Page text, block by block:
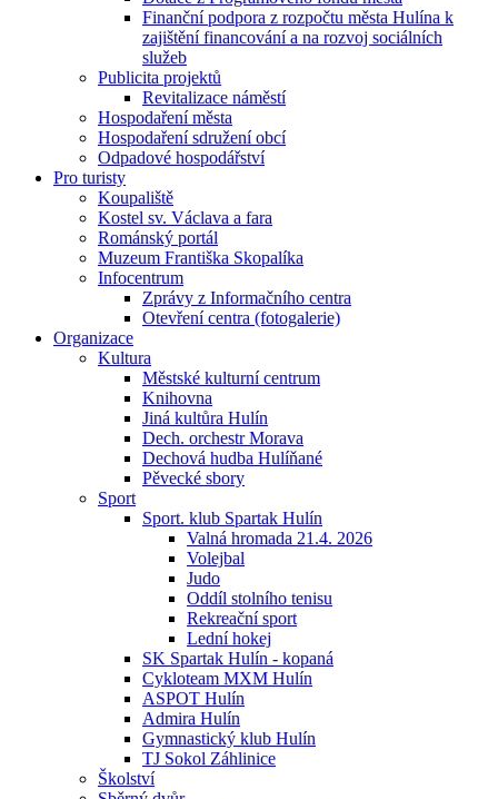
Finanční podpora z rozpočtu města Hulína k
zajištění financování a na rozvoj sociálních
služeb
Publicita projektů
Revitalizace náměstí
Hospodaření města
Hospodaření sdružení obcí
Odpadové hospodářství
Pro turisty
Koupaliště
Kostel sv. Václava a fara
Románský portál
Muzeum Františka Skopalíka
Infocentrum
Zprávy z Informačního centra
Otevření centra (fotogalerie)
Organizace
Kultura
Městské kulturní centrum
Knihovna
Jiná kultůra Hulín
Dech. orchestr Morava
Dechová hudba Hulíňané
Pěvecké sbory
Sport
Sport. klub Spartak Hulín
Valná hromada 21.4. 2026
Volejbal
Judo
Oddíl stolního tenisu
Rekreační sport
Lední hokej
SK Spartak Hulín - kopaná
Cykloteam MXM Hulín
ASPOT Hulín
Admira Hulín
Gymnastický klub Hulín
TJ Sokol Záhlinice
Školství